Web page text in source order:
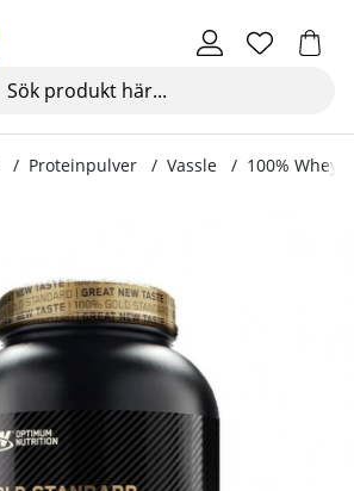
Proteinpulver Vassle 100% Whey